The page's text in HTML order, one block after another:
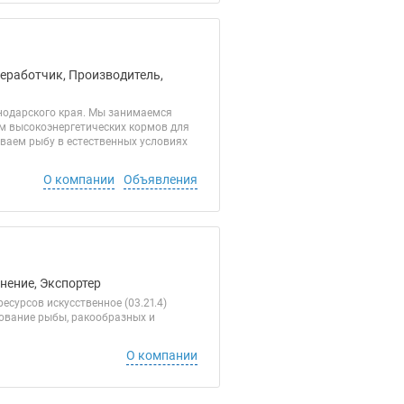
Производитель,
края. Мы занимаемся
кормов для
рыбу в естественных условиях
О компании Объявления
Экспортер
искусственное (03.21.4)
рыбы, ракообразных и
О компании